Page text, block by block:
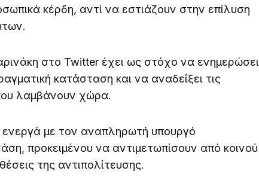
κέρδη, αντί να εστιάζουν στην επίλυση
στο Twitter έχει ως στόχο να ενημερώσει
κατάσταση και να αναδείξει τις
λαμβάνουν χώρα.
με τον αναπληρωτή υπουργό
προκειμένου να αντιμετωπίσουν από κοινού
της αντιπολίτευσης.